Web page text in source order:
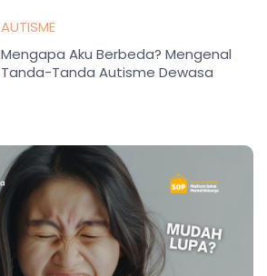
AUTISME
Mengapa Aku Berbeda? Mengenal
Tanda-Tanda Autisme Dewasa